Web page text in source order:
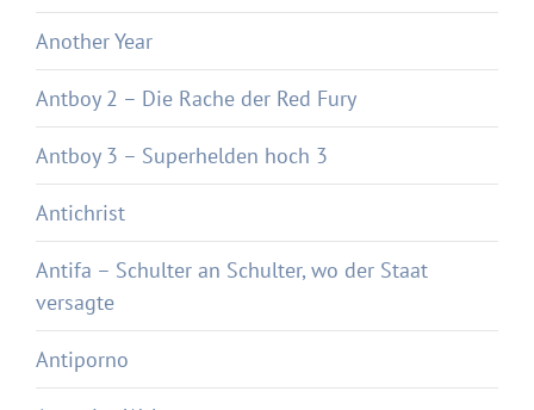
Another Year
Antboy 2 – Die Rache der Red Fury
Antboy 3 – Superhelden hoch 3
Antichrist
Antifa – Schulter an Schulter, wo der Staat
versagte
Antiporno